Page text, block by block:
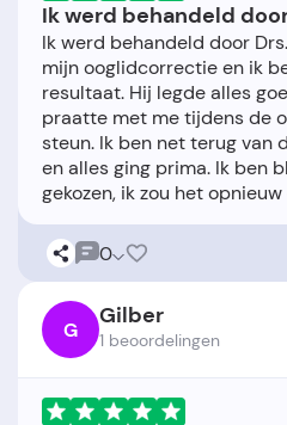
Ik werd behandeld
Ik werd behandeld door
mijn ooglidcorrectie en ik
resultaat. Hij legde alles
praatte met me tijdens de
steun. Ik ben net terug van
en alles ging prima. Ik ben
0
G Gilber
1 beoordelingen